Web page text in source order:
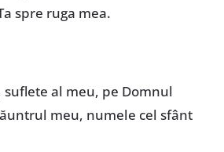
spre ruga mea.
al meu, pe Domnul
meu, numele cel sfânt